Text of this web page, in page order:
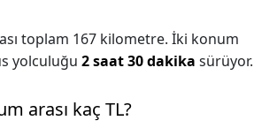
toplam 167 kilometre. İki konum
yolculuğu 2 saat 30 dakika sürüyor.
arası kaç TL?